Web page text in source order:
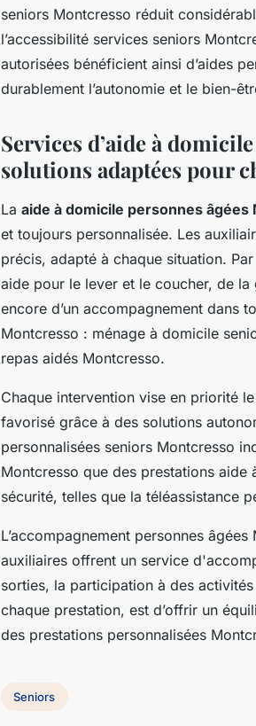
seniors Montcresso réduit
l’accessibilité services seniors
autorisées bénéficient ainsi d’aides
durablement l’autonomie et le bien-
Services d’aide à
solutions adaptées pour
La aide à domicile personnes âgées
et toujours personnalisée. Les
précis, adapté à chaque situation.
aide pour le lever et le coucher, de
encore d’un accompagnement dans
Montcresso : ménage à domicile
repas aidés Montcresso.
Chaque intervention vise en priorité le
favorisé grâce à des solutions
personnalisées seniors Montcresso
Montcresso que des prestations
sécurité, telles que la téléassistance
L’accompagnement personnes
auxiliaires offrent un service
sorties, la participation à des
chaque prestation, est d’offrir un
des prestations personnalisées
Seniors